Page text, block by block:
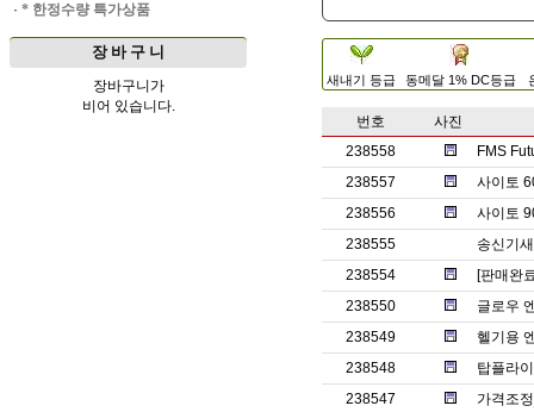
· * 한정수량 특가상품
장 바 구 니
장바구니가
비어 있습니다.
새내기 등급 동메달 1% DC등급
번호
사진
238558
FMS
238557
사이토
238556
사이토
238555
송신기
238554
[판매완
238550
글로우
238549
헬기용
238548
탑플라
238547
가격조